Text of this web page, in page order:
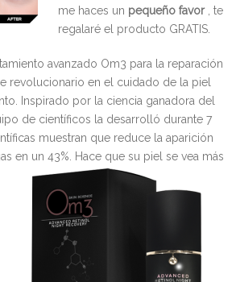
me haces un pequeño favor
, te
regalaré el producto GRATIS.
avanzado Om3 para la reparación
revolucionario en el cuidado de la piel
Inspirado por la ciencia ganadora del
de científicos la desarrolló durante 7
muestran que reduce la aparición
en un 43%. Hace que su piel se vea más